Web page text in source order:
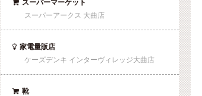
 スーパーマーケット
スーパーアークス 大曲店
 家電量販店
ケーズデンキ インターヴィレッジ大曲店
 靴